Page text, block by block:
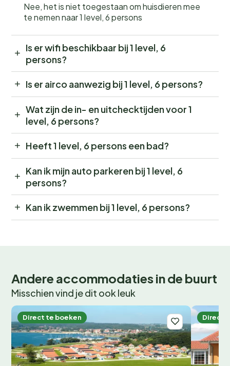
Nee, het is niet toegestaan om huisdieren mee
te nemen naar 1 level, 6 persons
Is er wifi beschikbaar bij 1 level, 6
persons?
Is er airco aanwezig bij 1 level, 6 persons?
Wat zijn de in- en uitchecktijden voor 1
level, 6 persons?
Heeft 1 level, 6 persons een bad?
Kan ik mijn auto parkeren bij 1 level, 6
persons?
Kan ik zwemmen bij 1 level, 6 persons?
Andere accommodaties in de buurt
Misschien vind je dit ook leuk
Direct te boeken Direct